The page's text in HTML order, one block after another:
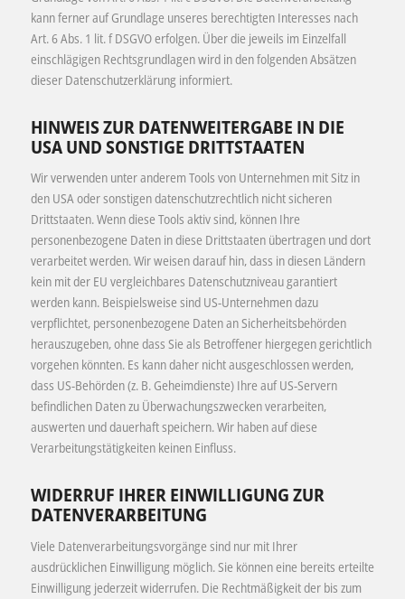
kann ferner auf Grundlage unseres berechtigten Interesses nach
Art. 6 Abs. 1 lit. f DSGVO erfolgen. Über die jeweils im Einzelfall
einschlägigen Rechtsgrundlagen wird in den folgenden Absätzen
dieser Datenschutzerklärung informiert.
HINWEIS ZUR DATENWEITERGABE IN DIE
USA UND SONSTIGE DRITTSTAATEN
Wir verwenden unter anderem Tools von Unternehmen mit Sitz in
den USA oder sonstigen datenschutzrechtlich nicht sicheren
Drittstaaten. Wenn diese Tools aktiv sind, können Ihre
personenbezogene Daten in diese Drittstaaten übertragen und dort
verarbeitet werden. Wir weisen darauf hin, dass in diesen Ländern
kein mit der EU vergleichbares Datenschutzniveau garantiert
werden kann. Beispielsweise sind US-Unternehmen dazu
verpflichtet, personenbezogene Daten an Sicherheitsbehörden
herauszugeben, ohne dass Sie als Betroffener hiergegen gerichtlich
vorgehen könnten. Es kann daher nicht ausgeschlossen werden,
dass US-Behörden (z. B. Geheimdienste) Ihre auf US-Servern
befindlichen Daten zu Überwachungszwecken verarbeiten,
auswerten und dauerhaft speichern. Wir haben auf diese
Verarbeitungstätigkeiten keinen Einfluss.
WIDERRUF IHRER EINWILLIGUNG ZUR
DATENVERARBEITUNG
Viele Datenverarbeitungsvorgänge sind nur mit Ihrer
ausdrücklichen Einwilligung möglich. Sie können eine bereits erteilte
Einwilligung jederzeit widerrufen. Die Rechtmäßigkeit der bis zum